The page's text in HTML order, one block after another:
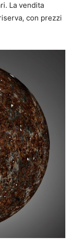
La vendita
con prezzi